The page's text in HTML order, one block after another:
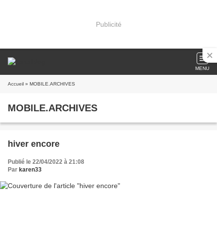
Publicité
MENU
Accueil » MOBILE.ARCHIVES
MOBILE.ARCHIVES
hiver encore
Publié le 22/04/2022 à 21:08
Par karen33